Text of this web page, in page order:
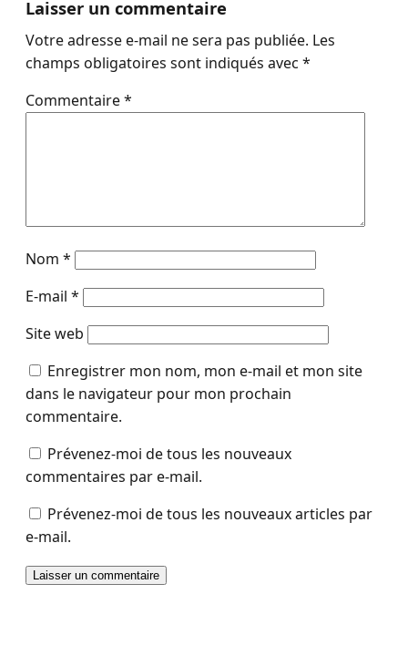
Laisser un commentaire
Votre adresse e-mail ne sera pas publiée. Les
champs obligatoires sont indiqués avec *
Commentaire*
Nom *
E-mail *
Site web
Enregistrer mon nom, mon e-mail et mon site
dans le navigateur pour mon prochain
commentaire.
Prévenez-moi de tous les nouveaux
commentaires par e-mail.
Prévenez-moi de tous les nouveaux articles par
e-mail.